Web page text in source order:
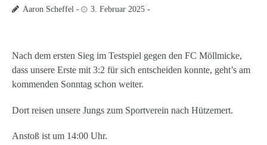
Aaron Scheffel 3. Februar 2025
Nach dem ersten Sieg im Testspiel gegen den FC Möllmicke,
dass unsere Erste mit 3:2 für sich entscheiden konnte, geht’s am
kommenden Sonntag schon weiter.
Dort reisen unsere Jungs zum Sportverein nach Hützemert.
Anstoß ist um 14:00 Uhr.